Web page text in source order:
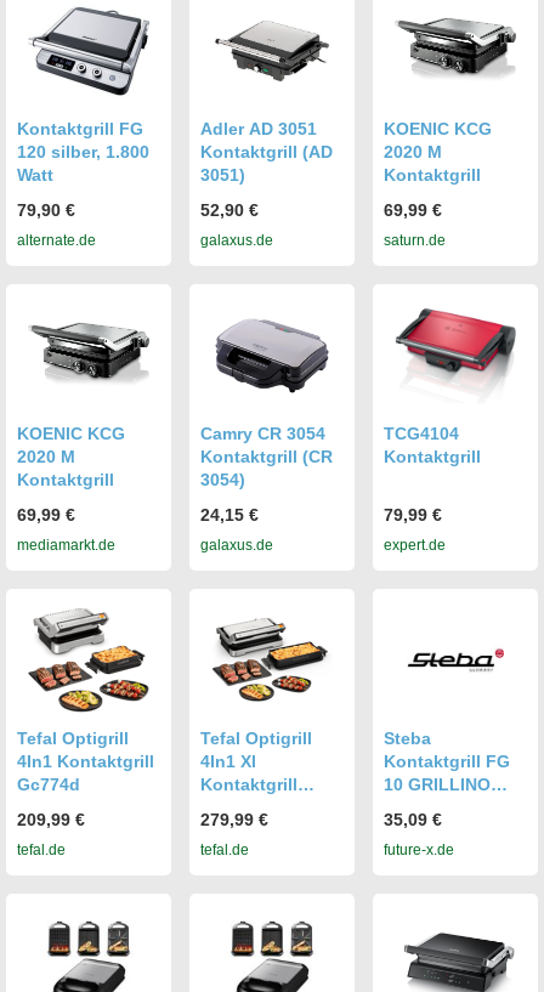
Kontaktgrill FG
120 silber, 1.800
Watt
79,90 €
alternate.de
Adler AD 3051
Kontaktgrill (AD
3051)
52,90 €
galaxus.de
KOENIC KCG
2020 M
Kontaktgrill
69,99 €
saturn.de
KOENIC KCG
2020 M
Kontaktgrill
69,99 €
mediamarkt.de
Camry CR 3054
Kontaktgrill (CR
3054)
24,15 €
galaxus.de
TCG4104
Kontaktgrill
79,99 €
expert.de
Tefal Optigrill
4In1 Kontaktgrill
Gc774d
209,99 €
tefal.de
Tefal Optigrill
4In1 Xl
Kontaktgrill
279,99 €
tefal.de
Steba
Kontaktgrill FG
10 GRILLINO
Watt Schwarz
(18-39-00)
35,09 €
future-x.de